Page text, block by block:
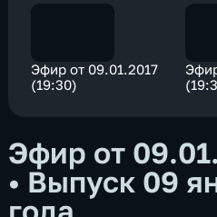
Эфир от 09.01.2017
(19:30)
Эфир от
• Выпуск 09